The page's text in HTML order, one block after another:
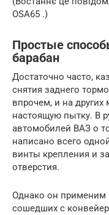
OSA65 .)
Простые
барабан
Достаточно часто,
снятия заднего
впрочем, и на
настоящую пытку. В
автомобилей ВАЗ о
написано всего
винты крепления и
отверстия.
Однако он применим
сошедших с